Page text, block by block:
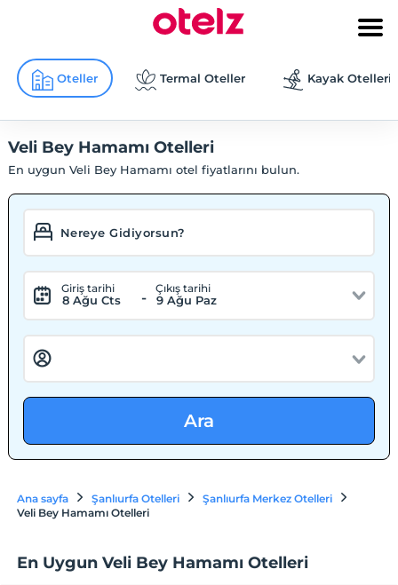
Oteller Termal Oteller Kayak Otelleri
Veli Bey Hamamı Otelleri
En uygun Veli Bey Hamamı otel fiyatlarını bulun.
Giriş tarihi
8 Ağu Cts -
Çıkış tarihi
9 Ağu Paz
Ara
Ana sayfa Şanlıurfa Otelleri
Şanlıurfa Merkez Otelleri
Veli Bey Hamamı Otelleri
En Uygun Veli Bey Hamamı Otelleri